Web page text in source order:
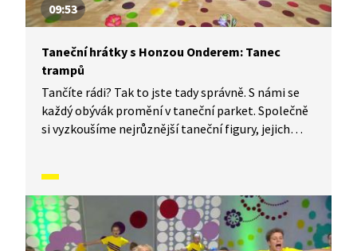
09:53
Taneční hrátky s Honzou Onderem: Tanec
trampů
Tančíte rádi? Tak to jste tady správně. S námi se
každý obývák promění v taneční parket. Společně
si vyzkoušíme nejrůznější taneční figury, jejich
vás inspirovali a udělali z vás krále či královnu
každého tanečního parketu. Dneska si ukážeme,
jak to vypadá, když se tančí Tanec trampů.